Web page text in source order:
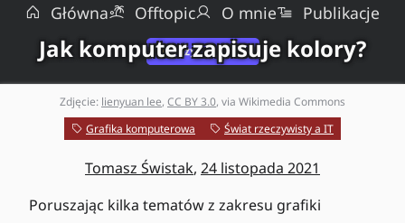
Główna Offtopic O mnie Publikacje
Jak komputer zapisuje kolory?
Zdjęcie: lienyuan lee, CC BY 3.0, via Wikimedia Commons
Grafika komputerowa
Świat rzeczywisty a IT
Tomasz Świstak, 24 listopada 2021
Poruszając kilka tematów z zakresu grafiki